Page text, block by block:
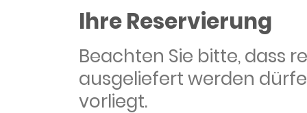
Ihre Reservierung
Beachten Sie bitte, dass
ausgeliefert werden
vorliegt.